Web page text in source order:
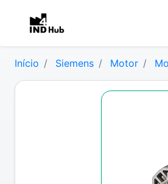
Início Siemens Motor